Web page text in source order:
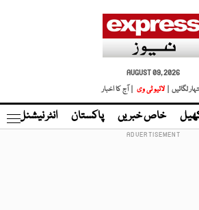
AUGUST 09, 2026
لگائیں |
لائیو ٹی وی | آج کا اخبار
خاص خبریں پاکستان انٹر نیشنل